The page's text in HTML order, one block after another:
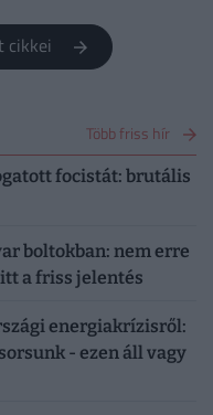
cikkei
Több friss hír
focistát: brutális
boltokban: nem erre
a friss jelentés
energiakrízisről:
- ezen áll vagy